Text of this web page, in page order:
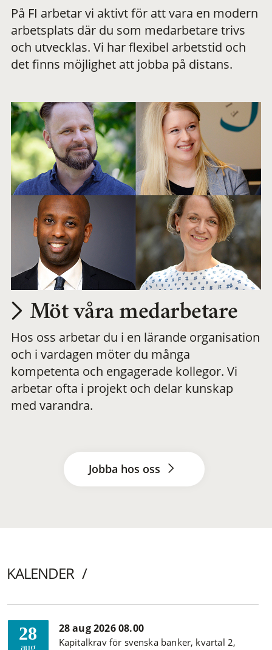
meningsfull och
flexibel
På FI arbetar vi aktivt för att vara en modern
arbetsplats där du som medarbetare trivs
och utvecklas. Vi har flexibel arbetstid och
det finns möjlighet att jobba på distans.
Möt våra medarbetare
Hos oss arbetar du i en lärande organisation
och i vardagen möter du många
kompetenta och engagerade kollegor. Vi
arbetar ofta i projekt och delar kunskap
med varandra.
Jobba hos oss
KALENDER
28
aug
28 aug 2026 08.00
Kapitalkrav för svenska banker, kvartal 2,